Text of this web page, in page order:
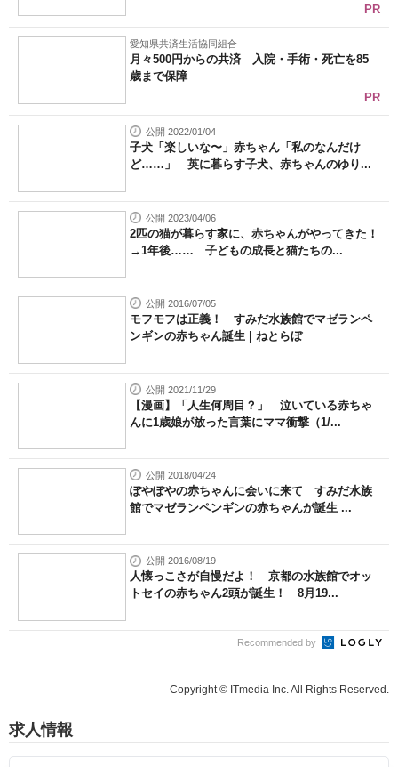
PR
愛知県共済生活協同組合
月々500円からの共済 入院・手術・死亡を85
歳まで保障
PR
公開 2022/01/04
子犬「楽しいな〜」赤ちゃん「私のなんだけ
ど……」 英に暮らす子犬、赤ちゃんのゆり...
公開 2023/04/06
2匹の猫が暮らす家に、赤ちゃんがやってきた！
→1年後…… 子どもの成長と猫たちの...
公開 2016/07/05
モフモフは正義！ すみだ水族館でマゼランペ
ンギンの赤ちゃん誕生 | ねとらぼ
公開 2021/11/29
【漫画】「人生何周目？」 泣いている赤ちゃ
んに1歳娘が放った言葉にママ衝撃（1/...
公開 2018/04/24
ぽやぽやの赤ちゃんに会いに来て すみだ水族
館でマゼランペンギンの赤ちゃんが誕生 ...
公開 2016/08/19
人懐っこさが自慢だよ！ 京都の水族館でオッ
トセイの赤ちゃん2頭が誕生！ 8月19...
Recommended by
Copyright © ITmedia Inc. All Rights Reserved.
求人情報